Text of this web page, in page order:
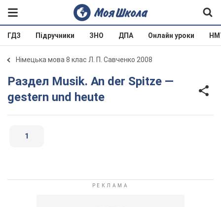
ГДЗ Підручники ЗНО ДПА Онлайн уроки
Німецька мова 8 клас Л. П. Савченко 2008
Раздел Musik. An der Spitze —
gestern und heute
1